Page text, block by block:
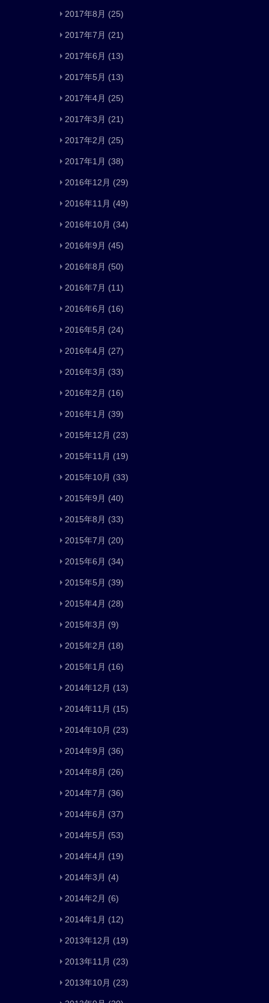
2017年8月 (25)
2017年7月 (21)
2017年6月 (13)
2017年5月 (13)
2017年4月 (25)
2017年3月 (21)
2017年2月 (25)
2017年1月 (38)
2016年12月 (29)
2016年11月 (49)
2016年10月 (34)
2016年9月 (45)
2016年8月 (50)
2016年7月 (11)
2016年6月 (16)
2016年5月 (24)
2016年4月 (27)
2016年3月 (33)
2016年2月 (16)
2016年1月 (39)
2015年12月 (23)
2015年11月 (19)
2015年10月 (33)
2015年9月 (40)
2015年8月 (33)
2015年7月 (20)
2015年6月 (34)
2015年5月 (39)
2015年4月 (28)
2015年3月 (9)
2015年2月 (18)
2015年1月 (16)
2014年12月 (13)
2014年11月 (15)
2014年10月 (23)
2014年9月 (36)
2014年8月 (26)
2014年7月 (36)
2014年6月 (37)
2014年5月 (53)
2014年4月 (19)
2014年3月 (4)
2014年2月 (6)
2014年1月 (12)
2013年12月 (19)
2013年11月 (23)
2013年10月 (23)